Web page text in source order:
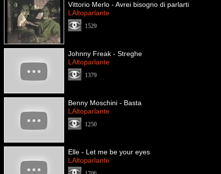
Vittorio Merlo - Avrei bisogno di parlarti
LAltoparlante
1529
Johnny Freak - Streghe
LAltoparlante
1379
Benny Moschini - Basta
LAltoparlante
1250
Elle - Let me be your eyes
LAltoparlante